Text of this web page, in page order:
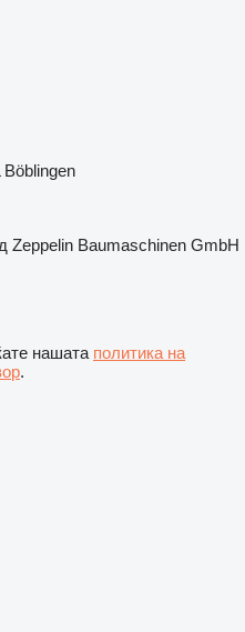
Zeppelin Baumaschinen GmbH
нашата политика на
.